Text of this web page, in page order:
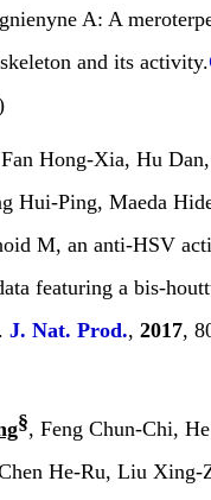
A: A
and its activity.
Hong-Xia, Hu
Hui-Ping, Maeda
M, an anti-HSV
featuring a bis-
J. Nat. Prod., 2017,
§, Feng Chun-Chi,
He-Ru, Liu Xing-